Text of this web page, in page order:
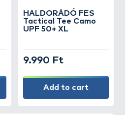
HALDORÁDÓ FES
Tactical Tee Camo
UPF 50+ XL
9.990 Ft
Add to cart